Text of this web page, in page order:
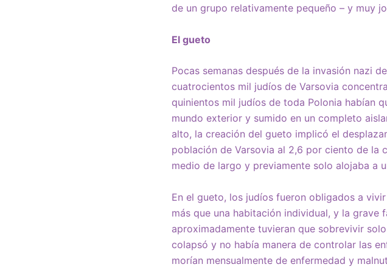
de un grupo relativamente pequeño – y muy
El gueto
Pocas semanas después de la invasión nazi
cuatrocientos mil judíos de Varsovia
quinientos mil judíos de toda Polonia habían
mundo exterior y sumido en un completo
alto, la creación del gueto implicó el
población de Varsovia al 2,6 por ciento de la
medio de largo y previamente solo alojaba a
En el gueto, los judíos fueron obligados a
más que una habitación individual, y la grave
aproximadamente tuvieran que sobrevivir
colapsó y no había manera de controlar las
morían mensualmente de enfermedad y